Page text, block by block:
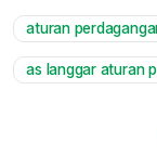
aturan
as langgar aturan